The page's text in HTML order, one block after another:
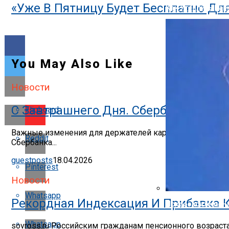
Как Утеплить
Искрогаситель
«Уже В Пятницу Будет Бесплатно
Flipboard
Reddit
Pinterest
Whatsapp
Whatsapp
You May Also Like
Новости
С Завтрашнего Дня. Сбербанк
Важные изменения для держателей карт Сбербанка с
Сбербанка...
guestposts18.04.2026
Новости
Рекордная Индексация И
sovross.ru Российским гражданам пенсионного